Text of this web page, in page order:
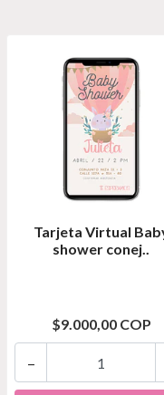
Tarjeta Virtual
shower conej..
$9.000,00 COP
-